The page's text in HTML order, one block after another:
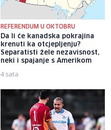
REFERENDUM U OKTOBRU
Da li će kanadska pokrajina
krenuti ka otcjepljenju?
Separatisti žele nezavisnost,
neki i spajanje s Amerikom
4 sata